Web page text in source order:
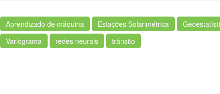
Aprendizado de máquina Estações Solarimétrica
Variograma
redes neurais trânsito